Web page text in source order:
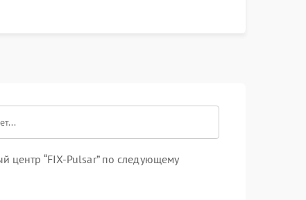
центр “FIX-Pulsar” по следующему